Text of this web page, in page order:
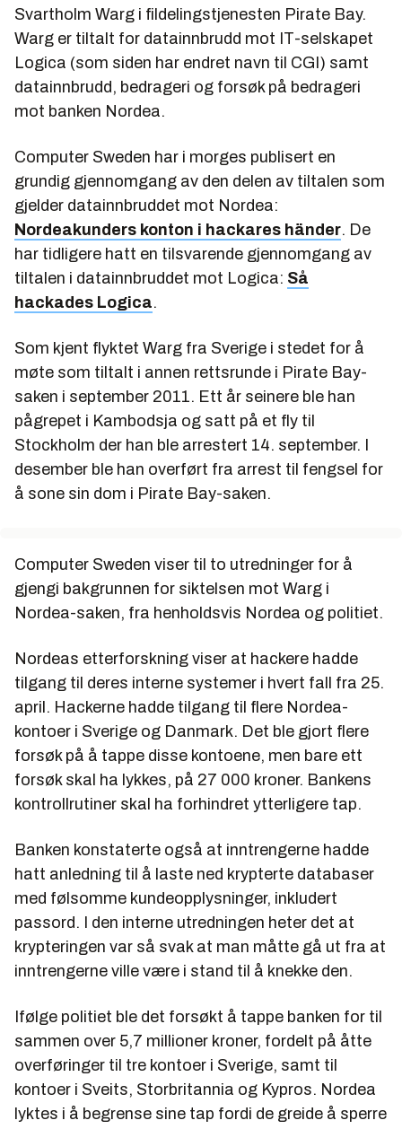
Svartholm Warg i fildelingstjenesten Pirate Bay.
Warg er tiltalt for datainnbrudd mot IT-selskapet
Logica (som siden har endret navn til CGI) samt
datainnbrudd, bedrageri og forsøk på bedrageri
mot banken Nordea.
Computer Sweden har i morges publisert en
grundig gjennomgang av den delen av tiltalen som
gjelder datainnbruddet mot Nordea:
Nordeakunders konton i hackares händer. De
har tidligere hatt en tilsvarende gjennomgang av
tiltalen i datainnbruddet mot Logica: Så
hackades Logica.
Som kjent flyktet Warg fra Sverige i stedet for å
møte som tiltalt i annen rettsrunde i Pirate Bay-
saken i september 2011. Ett år seinere ble han
pågrepet i Kambodsja og satt på et fly til
Stockholm der han ble arrestert 14. september. I
desember ble han overført fra arrest til fengsel for
å sone sin dom i Pirate Bay-saken.
Computer Sweden viser til to utredninger for å
gjengi bakgrunnen for siktelsen mot Warg i
Nordea-saken, fra henholdsvis Nordea og politiet.
Nordeas etterforskning viser at hackere hadde
tilgang til deres interne systemer i hvert fall fra 25.
april. Hackerne hadde tilgang til flere Nordea-
kontoer i Sverige og Danmark. Det ble gjort flere
forsøk på å tappe disse kontoene, men bare ett
forsøk skal ha lykkes, på 27 000 kroner. Bankens
kontrollrutiner skal ha forhindret ytterligere tap.
Banken konstaterte også at inntrengerne hadde
hatt anledning til å laste ned krypterte databaser
med følsomme kundeopplysninger, inkludert
passord. I den interne utredningen heter det at
krypteringen var så svak at man måtte gå ut fra at
inntrengerne ville være i stand til å knekke den.
Ifølge politiet ble det forsøkt å tappe banken for til
sammen over 5,7 millioner kroner, fordelt på åtte
overføringer til tre kontoer i Sverige, samt til
kontoer i Sveits, Storbritannia og Kypros. Nordea
lyktes i å begrense sine tap fordi de greide å sperre